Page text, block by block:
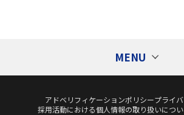
MENU
タグ
アドベリフィケーションポリシープライ
採用活動における個人情報の取り扱いにつ